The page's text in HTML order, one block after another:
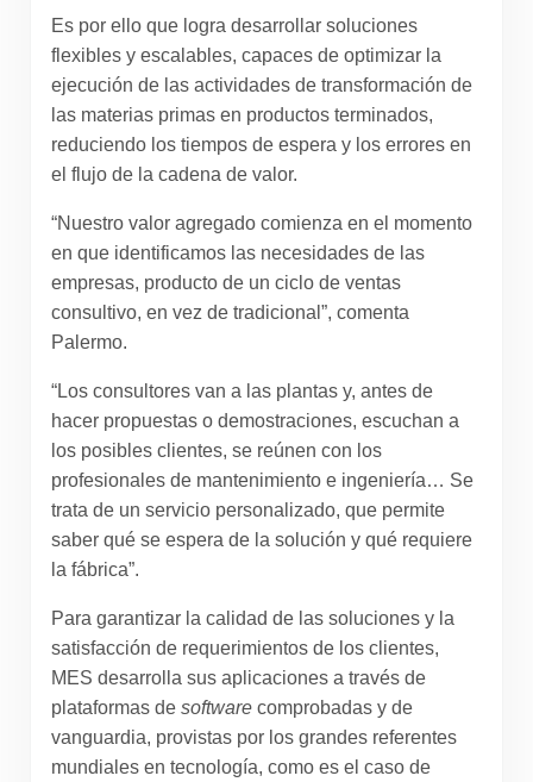
Es por ello que logra desarrollar soluciones
flexibles y escalables, capaces de optimizar la
ejecución de las actividades de transformación de
las materias primas en productos terminados,
reduciendo los tiempos de espera y los errores en
el flujo de la cadena de valor.
“Nuestro valor agregado comienza en el momento
en que identificamos las necesidades de las
empresas, producto de un ciclo de ventas
consultivo, en vez de tradicional”, comenta
Palermo.
“Los consultores van a las plantas y, antes de
hacer propuestas o demostraciones, escuchan a
los posibles clientes, se reúnen con los
profesionales de mantenimiento e ingeniería… Se
trata de un servicio personalizado, que permite
saber qué se espera de la solución y qué requiere
la fábrica”.
Para garantizar la calidad de las soluciones y la
satisfacción de requerimientos de los clientes,
MES desarrolla sus aplicaciones a través de
plataformas de software comprobadas y de
vanguardia, provistas por los grandes referentes
mundiales en tecnología, como es el caso de